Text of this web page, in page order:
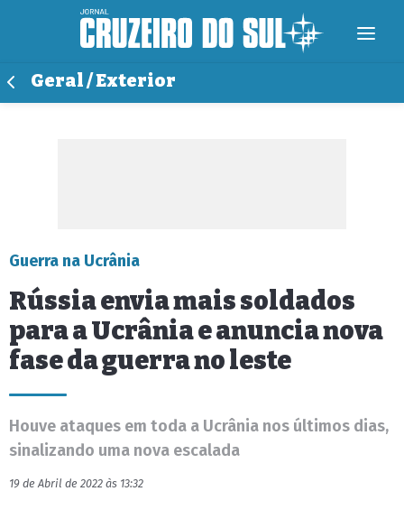
Geral / Exterior
Guerra na Ucrânia
Rússia envia mais soldados
para a Ucrânia e anuncia nova
fase da guerra no leste
Houve ataques em toda a Ucrânia nos últimos dias,
sinalizando uma nova escalada
19 de Abril de 2022 às 13:32